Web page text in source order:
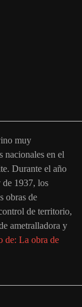
muy
nacionales en el
Durante el año
de 1937, los
obras de
de territorio,
ametralladora y
de: La obra de